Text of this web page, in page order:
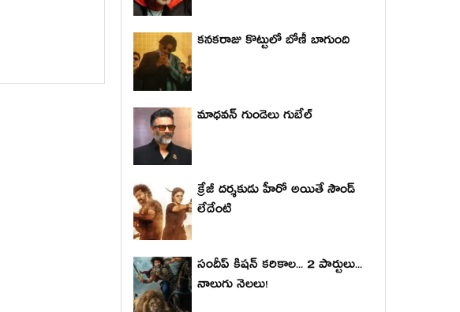
కనకరాజు కొట్టులో బోణీ బాగుంది
మాధ‌వ‌న్ గుండెలు గుబేల్‌
క్రేజీ దర్శకుడు హీరో అయితే సౌండ్
లేదేంటి
సందీప్ కిషన్ కరికాల... 2 పార్టులు...
నాలుగు నెలలు!